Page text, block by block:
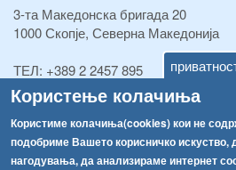
Користење колачиња
Користиме колачиња(cookies) кои не
подобриме Вашето корисничко
нагодувања, да анализираме интернет
3-та Македонска бригада 20
1000 Скопје, Северна Македонија
ТЕЛ: +389 2 2457 895
ТЕЛ:+389 2 2457 873
Факс:+389 2 2457 893
Факс:+389 2 2457 871
info@fva.gov.mk